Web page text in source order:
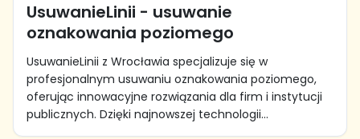
UsuwanieLinii - usuwanie
oznakowania poziomego
UsuwanieLinii z Wrocławia specjalizuje się w
profesjonalnym usuwaniu oznakowania poziomego,
oferując innowacyjne rozwiązania dla firm i instytucji
publicznych. Dzięki najnowszej technologii...